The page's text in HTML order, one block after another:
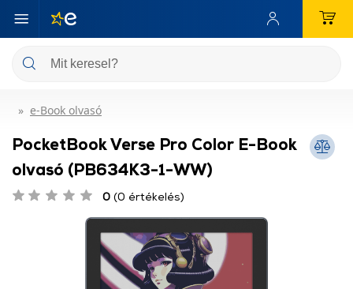
e-Book olvasó
PocketBook Verse Pro Color E-Book
olvasó (PB634K3-1-WW)
0 (0 értékelés)